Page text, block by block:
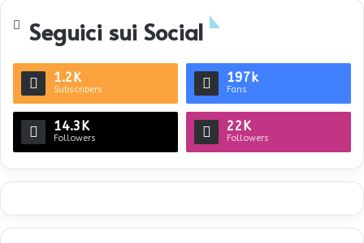
Seguici sui Social
1.2K
Subscribers
197k
Fans
14.3K
Followers
22K
Followers